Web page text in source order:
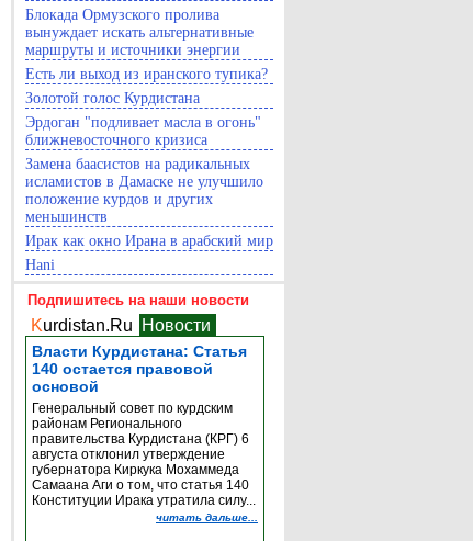
Блокада Ормузского пролива
вынуждает искать альтернативные
маршруты и источники энергии
Есть ли выход из иранского тупика?
Золотой голос Курдистана
Эрдоган "подливает масла в огонь"
ближневосточного кризиса
Замена баасистов на радикальных
исламистов в Дамаске не улучшило
положение курдов и других
меньшинств
Ирак как окно Ирана в арабский мир
Hani
Подпишитесь на наши новости
Kurdistan.Ru Новости
Власти Курдистана: Статья
140 остается правовой
основой
Генеральный совет по курдским
районам Регионального
правительства Курдистана (КРГ) 6
августа отклонил утверждение
губернатора Киркука Мохаммеда
Самаана Аги о том, что статья 140
Конституции Ирака утратила силу...
читать дальше...